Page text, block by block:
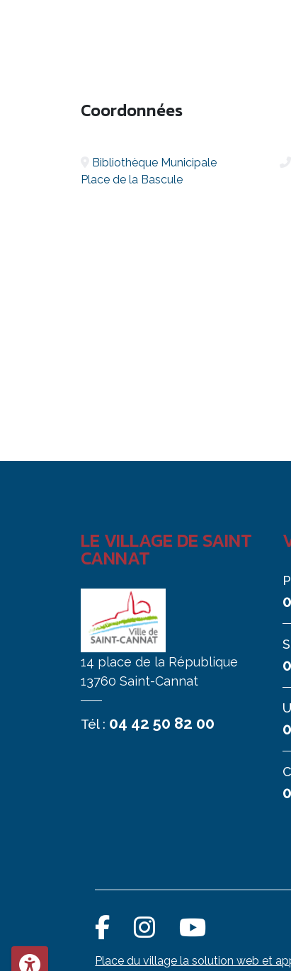
Coordonnées
Bibliothèque Municipale
Place de la Bascule
LE VILLAGE DE SAINT
CANNAT
14 place de la République
13760 Saint-Cannat
Tél : 04 42 50 82 00
Place du village la solution web et